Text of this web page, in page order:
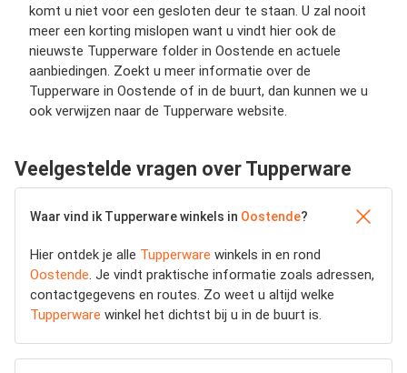
komt u niet voor een gesloten deur te staan. U zal nooit
meer een korting mislopen want u vindt hier ook de
nieuwste Tupperware folder in Oostende en actuele
aanbiedingen. Zoekt u meer informatie over de
Tupperware in Oostende of in de buurt, dan kunnen we u
ook verwijzen naar de Tupperware website.
Veelgestelde vragen over Tupperware
Waar vind ik Tupperware winkels in Oostende?
Hier ontdek je alle Tupperware winkels in en rond
Oostende. Je vindt praktische informatie zoals adressen,
contactgegevens en routes. Zo weet u altijd welke
Tupperware winkel het dichtst bij u in de buurt is.